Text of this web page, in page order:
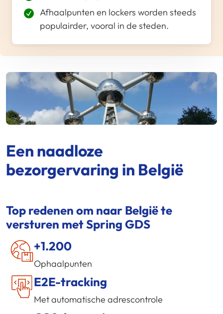
Afhaalpunten en lockers worden steeds
populairder, vooral in de steden.
Een naadloze
bezorgervaring in België
Top redenen om naar België te
versturen metSpring GDS
+1.200
Ophaalpunten
E2E-tracking
Met automatische adrescontrole